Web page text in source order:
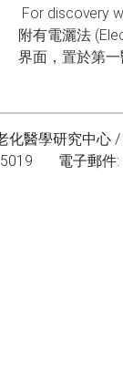
For discovery
附有電灑法
界面， 置於第一
化醫學研究中心
電子郵件